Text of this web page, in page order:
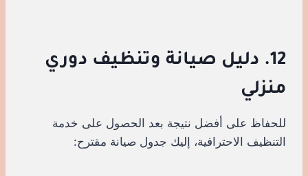
12. دليل صيانة وتنظيف دوري
منزلي
للحفاظ على أفضل نتيجة بعد الحصول على خدمة
التنظيف الاحترافية، إليك جدول صيانة مقترح: